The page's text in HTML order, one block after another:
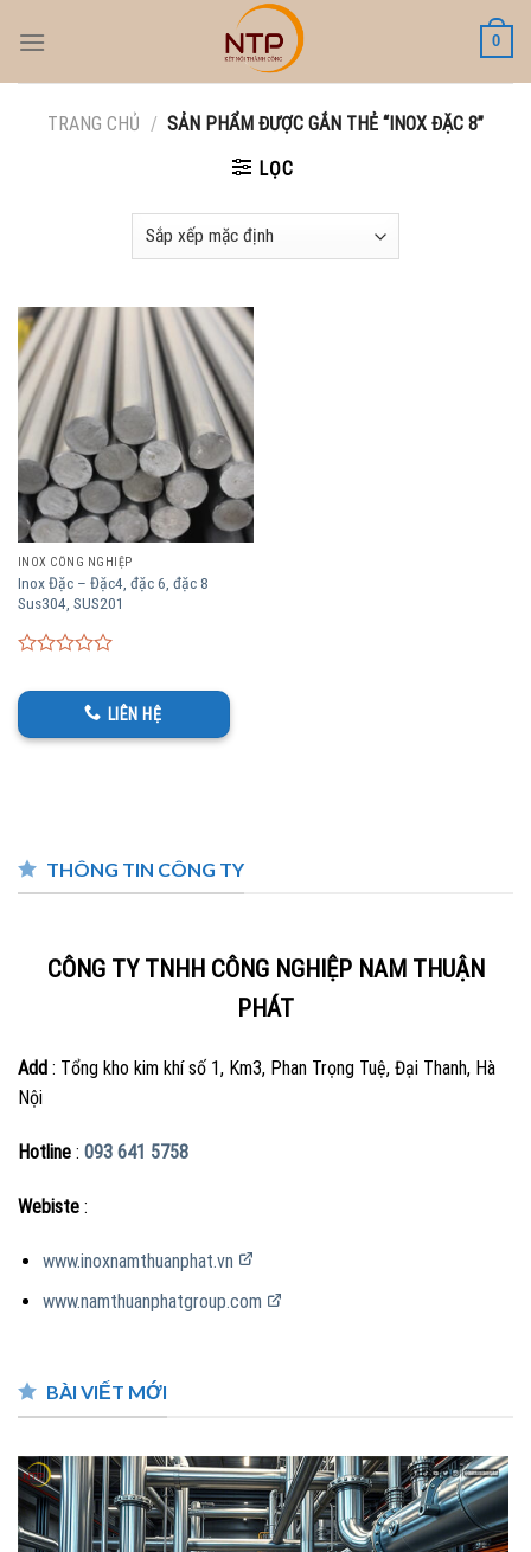
0
TRANG CHỦ / SẢN PHẨM ĐƯỢC GẮN THẺ “INOX ĐẶC 8”
LỌC
INOX CÔNG NGHIỆP
Inox Đặc – Đặc4, đặc 6, đặc 8
Sus304, SUS201
out
of
5
LIÊN HỆ
THÔNG TIN CÔNG TY
CÔNG TY TNHH CÔNG NGHIỆP NAM THUẬN
PHÁT
Add : Tổng kho kim khí số 1, Km3, Phan Trọng Tuệ, Đại Thanh, Hà
Nội
Hotline : 093 641 5758
Webiste :
www.inoxnamthuanphat.vn
www.namthuanphatgroup.com
BÀI VIẾT MỚI